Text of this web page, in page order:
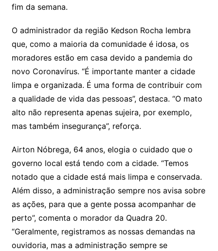
fim da semana.
O administrador da região Kedson Rocha lembra
que, como a maioria da comunidade é idosa, os
moradores estão em casa devido a pandemia do
novo Coronavírus. “É importante manter a cidade
limpa e organizada. É uma forma de contribuir com
a qualidade de vida das pessoas”, destaca. “O mato
alto não representa apenas sujeira, por exemplo,
mas também insegurança”, reforça.
Airton Nóbrega, 64 anos, elogia o cuidado que o
governo local está tendo com a cidade. “Temos
notado que a cidade está mais limpa e conservada.
Além disso, a administração sempre nos avisa sobre
as ações, para que a gente possa acompanhar de
perto”, comenta o morador da Quadra 20.
“Geralmente, registramos as nossas demandas na
ouvidoria, mas a administração sempre se